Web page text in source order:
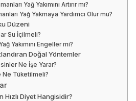
Yağ Yakımını Artırır mı?
Yağ Yakmaya Yardımcı Olur mu?
Düzeni
Su İçilmeli?
Yakımını Engeller mi?
Doğal Yöntemler
Ne İşe Yarar?
Ne Tüketilmeli?
Hızlı Diyet Hangisidir?